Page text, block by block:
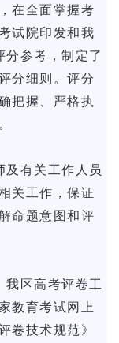
在全面掌握考
试院印发和我
参考，制定了
分细则。评分
把握、严格执
及有关工作人员
关工作，保证
命题意图和评
我区高考评卷工
教育考试网上
卷技术规范》